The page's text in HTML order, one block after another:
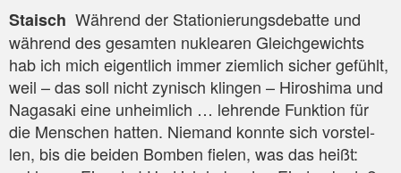
Sta­isch Wäh­rend der Sta­tio­nie­rungs­de­bat­te und
wäh­rend des gesam­ten nuklea­ren Gleich­ge­wichts
hab ich mich eigent­lich immer ziem­lich sicher gefühlt,
weil – das soll nicht zynisch klin­gen – Hiro­shi­ma und
Naga­sa­ki eine unheim­lich … leh­ren­de Funk­ti­on für
die Men­schen hat­ten. Nie­mand konn­te sich vor­stel­
len, bis die bei­den Bom­ben fie­len, was das heißt: